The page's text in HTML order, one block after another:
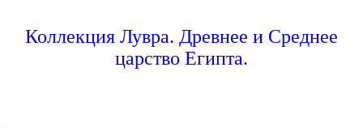
Коллекция Лувра. Древнее и Среднее
царство Египта.